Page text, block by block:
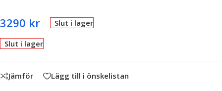
3290 kr Slut i lager
Slut i lager
Jämför Lägg till i önskelistan